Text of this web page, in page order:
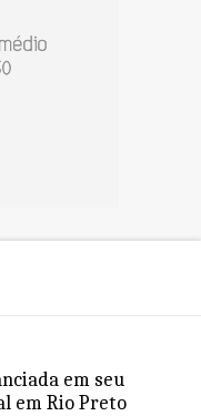
em seu
em Rio Preto